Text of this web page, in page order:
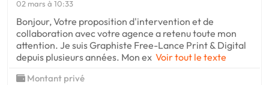
02 mars à 10:33
Bonjour, Votre proposition d'intervention et de
collaboration avec votre agence a retenu toute mon
attention. Je suis Graphiste Free-Lance Print & Digital
depuis plusieurs années. Mon ex Voir tout le texte
Montant privé